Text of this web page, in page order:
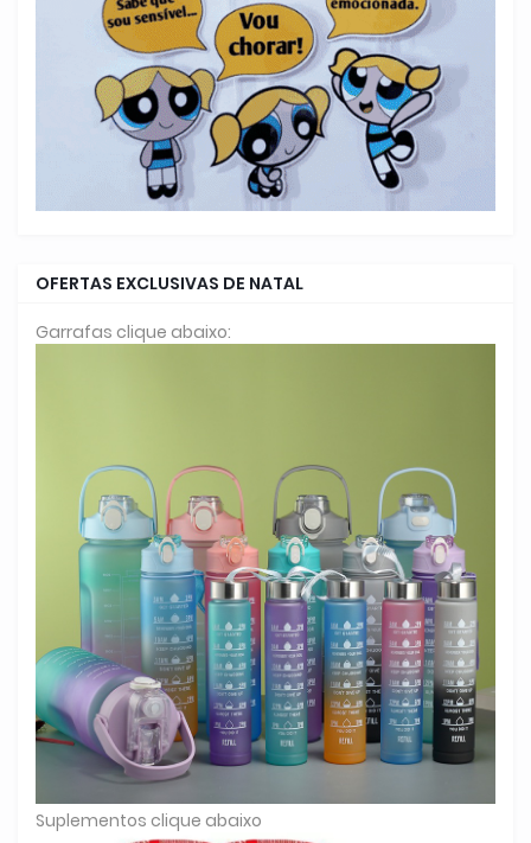
OFERTAS EXCLUSIVAS DE NATAL
Garrafas clique abaixo:
Suplementos clique abaixo